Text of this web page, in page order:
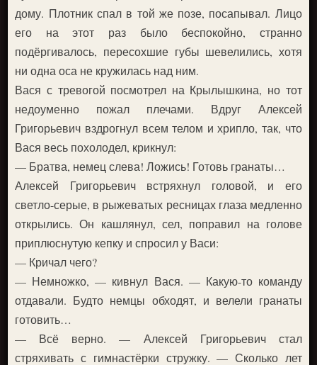
дому. Плотник спал в той же позе, посапывал. Лицо
его на этот раз было беспокойно, странно
подёргивалось, пересохшие губы шевелились, хотя
ни одна оса не кружилась над ним.
Вася с тревогой посмотрел на Крылышкина, но тот
недоуменно пожал плечами. Вдруг Алексей
Григорьевич вздрогнул всем телом и хрипло, так, что
Вася весь похолодел, крикнул:
— Братва, немец слева! Ложись! Готовь гранаты…
Алексей Григорьевич встряхнул головой, и его
светло-серые, в рыжеватых ресницах глаза медленно
открылись. Он кашлянул, сел, поправил на голове
приплюснутую кепку и спросил у Васи:
— Кричал чего?
— Немножко, — кивнул Вася. — Какую-то команду
отдавали. Будто немцы обходят, и велели гранаты
готовить…
— Всё верно. — Алексей Григорьевич стал
стряхивать с гимнастёрки стружку. — Сколько лет